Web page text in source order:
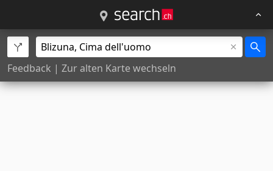
Feedback | Zur alten Karte wechseln